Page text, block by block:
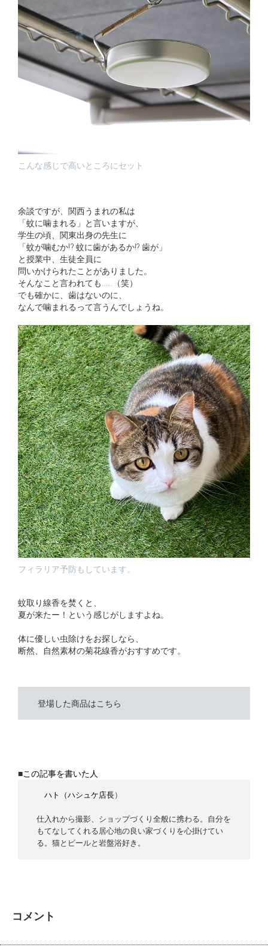
こんな感じで高いところにセット
余談ですが、関西うまれの私は
「蚊に噛まれる」と言いますが、
学生の頃、関東出身の先生に
「蚊が噛むか⁉︎ 蚊に歯があるか!? 歯が」
と授業中、生徒全員に
問いかけられたことがありました。
そんなこと言われても……（笑）
でも確かに、歯はないのに、
なんで噛まれるって言うんでしょうね。
フィラリア予防もしています。
蚊取り線香を焚くと、
夏が来たー！という感じがしますよね。
体に優しい虫除けをお探しなら、
断然、自然素材の菊花線香がおすすめです。
登場した商品はこちら
■この記事を書いた人
ハト （ハシュケ店長）
仕入れから撮影、ショップづくり全般に携わる。自分を
もてなしてくれる居心地の良い家づくりを心掛けてい
る。猫とビールと岩盤浴好き。
コメント